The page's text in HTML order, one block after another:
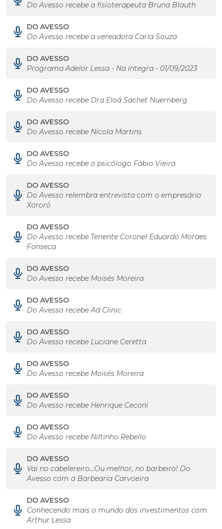
Do Avesso recebe a fisioterapeuta Bruna Blauth
DO AVESSO
Do Avesso recebe a vereadora Carla Souza
DO AVESSO
Programa Adelor Lessa - Na íntegra - 01/09/2023
DO AVESSO
Do Avesso recebe Dra Eloá Sachet Nuernberg
DO AVESSO
Do Avesso recebe Nícola Martins
DO AVESSO
Do Avesso recebe o psicólogo Fábio Vieira
DO AVESSO
Do Avesso relembra entrevista com o empresário
Xororó
DO AVESSO
Do Avesso recebe Tenente Coronel Eduardo Moraes
Fonseca
DO AVESSO
Do Avesso recebe Moisés Moreira
DO AVESSO
Do Avesso recebe Ad Clinic
DO AVESSO
Do Avesso recebe Luciane Ceretta
DO AVESSO
Do Avesso recebe Moisés Moreira
DO AVESSO
Do Avesso recebe Henrique Ceconi
DO AVESSO
Do Avesso recebe Niltinho Rebello
DO AVESSO
Vai no cabelereiro...Ou melhor, no barbeiro! Do
Avesso com a Barbearia Carvoeira
DO AVESSO
Conhecendo mais o mundo dos investimentos com
Arthur Lessa